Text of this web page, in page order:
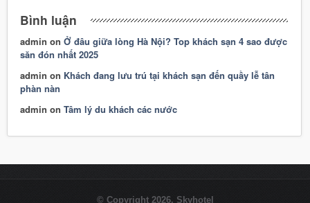
Bình luận
admin onỞ đâu giữa lòng Hà Nội? Top khách sạn 4 sao được
săn đón nhất 2025
admin on Khách đang lưu trú tại khách sạn đến quầy lễ tân
phàn nàn
admin onTâm lý du khách các nước
© Copyright 2026. Skyhotel